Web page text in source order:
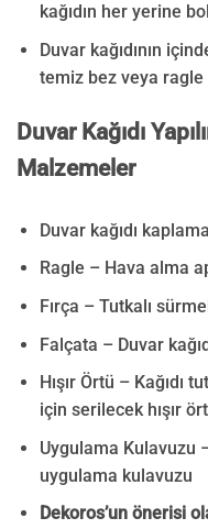
kağıdın her yerine
Duvar kağıdının
temiz bez veya ragle
Duvar Kağıdı
Malzemeler
Duvar kağıdı
Ragle – Hava alma
Fırça – Tutkalı
Falçata – Duvar
Hışır Örtü – Kağıdı
için serilecek hışır
Uygulama Kulavuzu
uygulama kulavuzu
Dekoros’un önerisi